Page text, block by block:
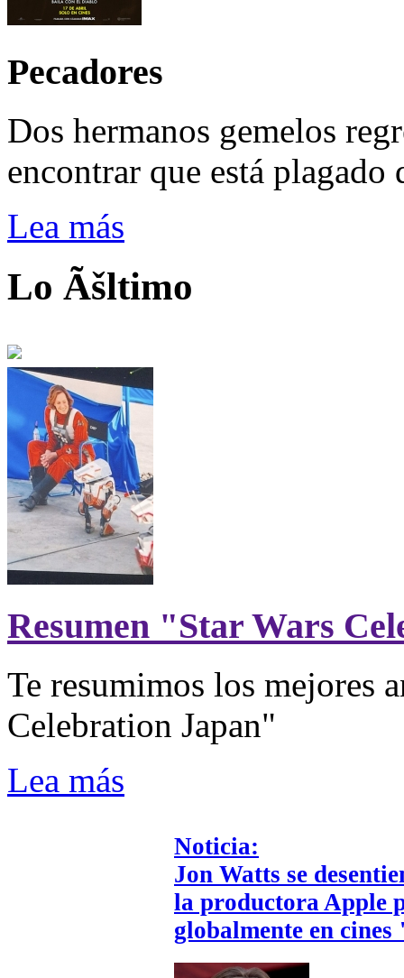
Pecadores
Dos hermanos gemelos
encontrar que está
Lea más
Lo Ãšltimo
Resumen "Star Wars
Te resumimos los mejores
Celebration Japan"
Lea más
Noticia:
Jon Watts se
la productora Apple
globalmente en